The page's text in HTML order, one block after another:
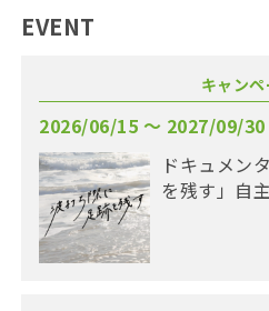
EVENT
キャンペ
2026/06/15 〜 2027/09/30
ドキュメン
を残す」自